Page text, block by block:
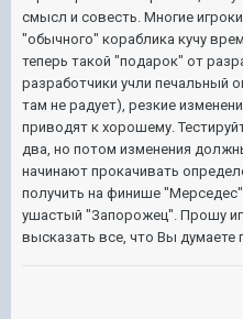
смысл и совесть. Многие
"обычного" кораблика кучу
теперь такой "подарок" от
разработчики учли печальный
там не радует), резкие
приводят к хорошему.
два, но потом изменения
начинают прокачивать
получить на финише
ушастый "Запорожец". Прошу
высказать все, что Вы думаете